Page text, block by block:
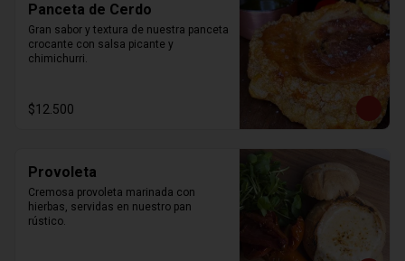
Panceta de Cerdo
Gran sabor y textura de nuestra panceta
crocante con salsa picante y
chimichurri.
$12.500
Provoleta
Cremosa provoleta marinada con
hierbas, servidas en nuestro pan
rústico.